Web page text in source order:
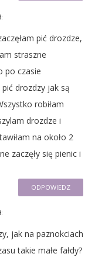
pić drozdze,
straszne
po czasie
drozdzy jak są
robiłam
drozdze i
na około 2
zaczęły się pienic i
ODPOWIEDZ
jak na paznokciach
takie małe fałdy?